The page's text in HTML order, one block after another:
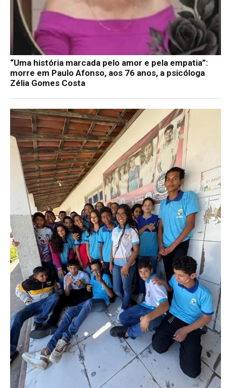
“Uma história marcada pelo amor e pela empatia”:
morre em Paulo Afonso, aos 76 anos, a psicóloga
Zélia Gomes Costa